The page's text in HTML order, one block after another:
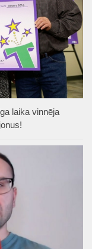
laika vinnēja